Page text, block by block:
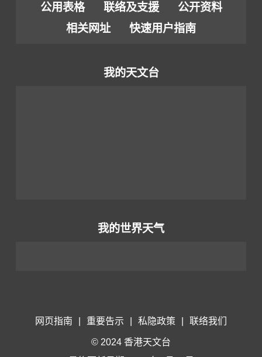
公用表格 联络及支援
公开资料
相关网址
快速用户指南
我的天文台
我的世界天气
网页指南 重要告示 私隐政策 联络我们
© 2024 香港天文台